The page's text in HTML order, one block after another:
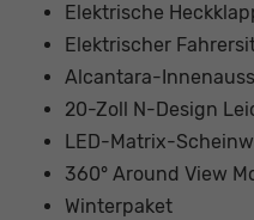
Elektrische
Elektrischer
Alcantara-
20-Zoll N-Design
LED-Matrix-
360° Around View
Winterpaket
Tel. 0821/440 20 - 22
E-Mail